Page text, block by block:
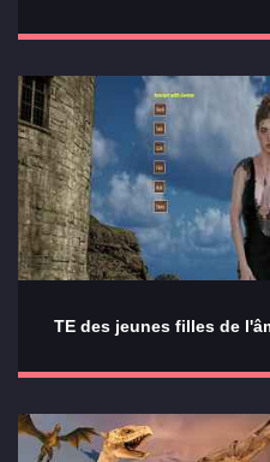
TE des jeunes filles de